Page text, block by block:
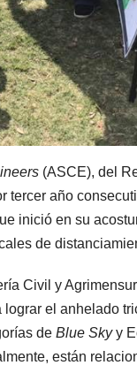
(ASCE), del
tercer año
inició en su
de
Civil y
el anhelado
de Blue Skyy
están